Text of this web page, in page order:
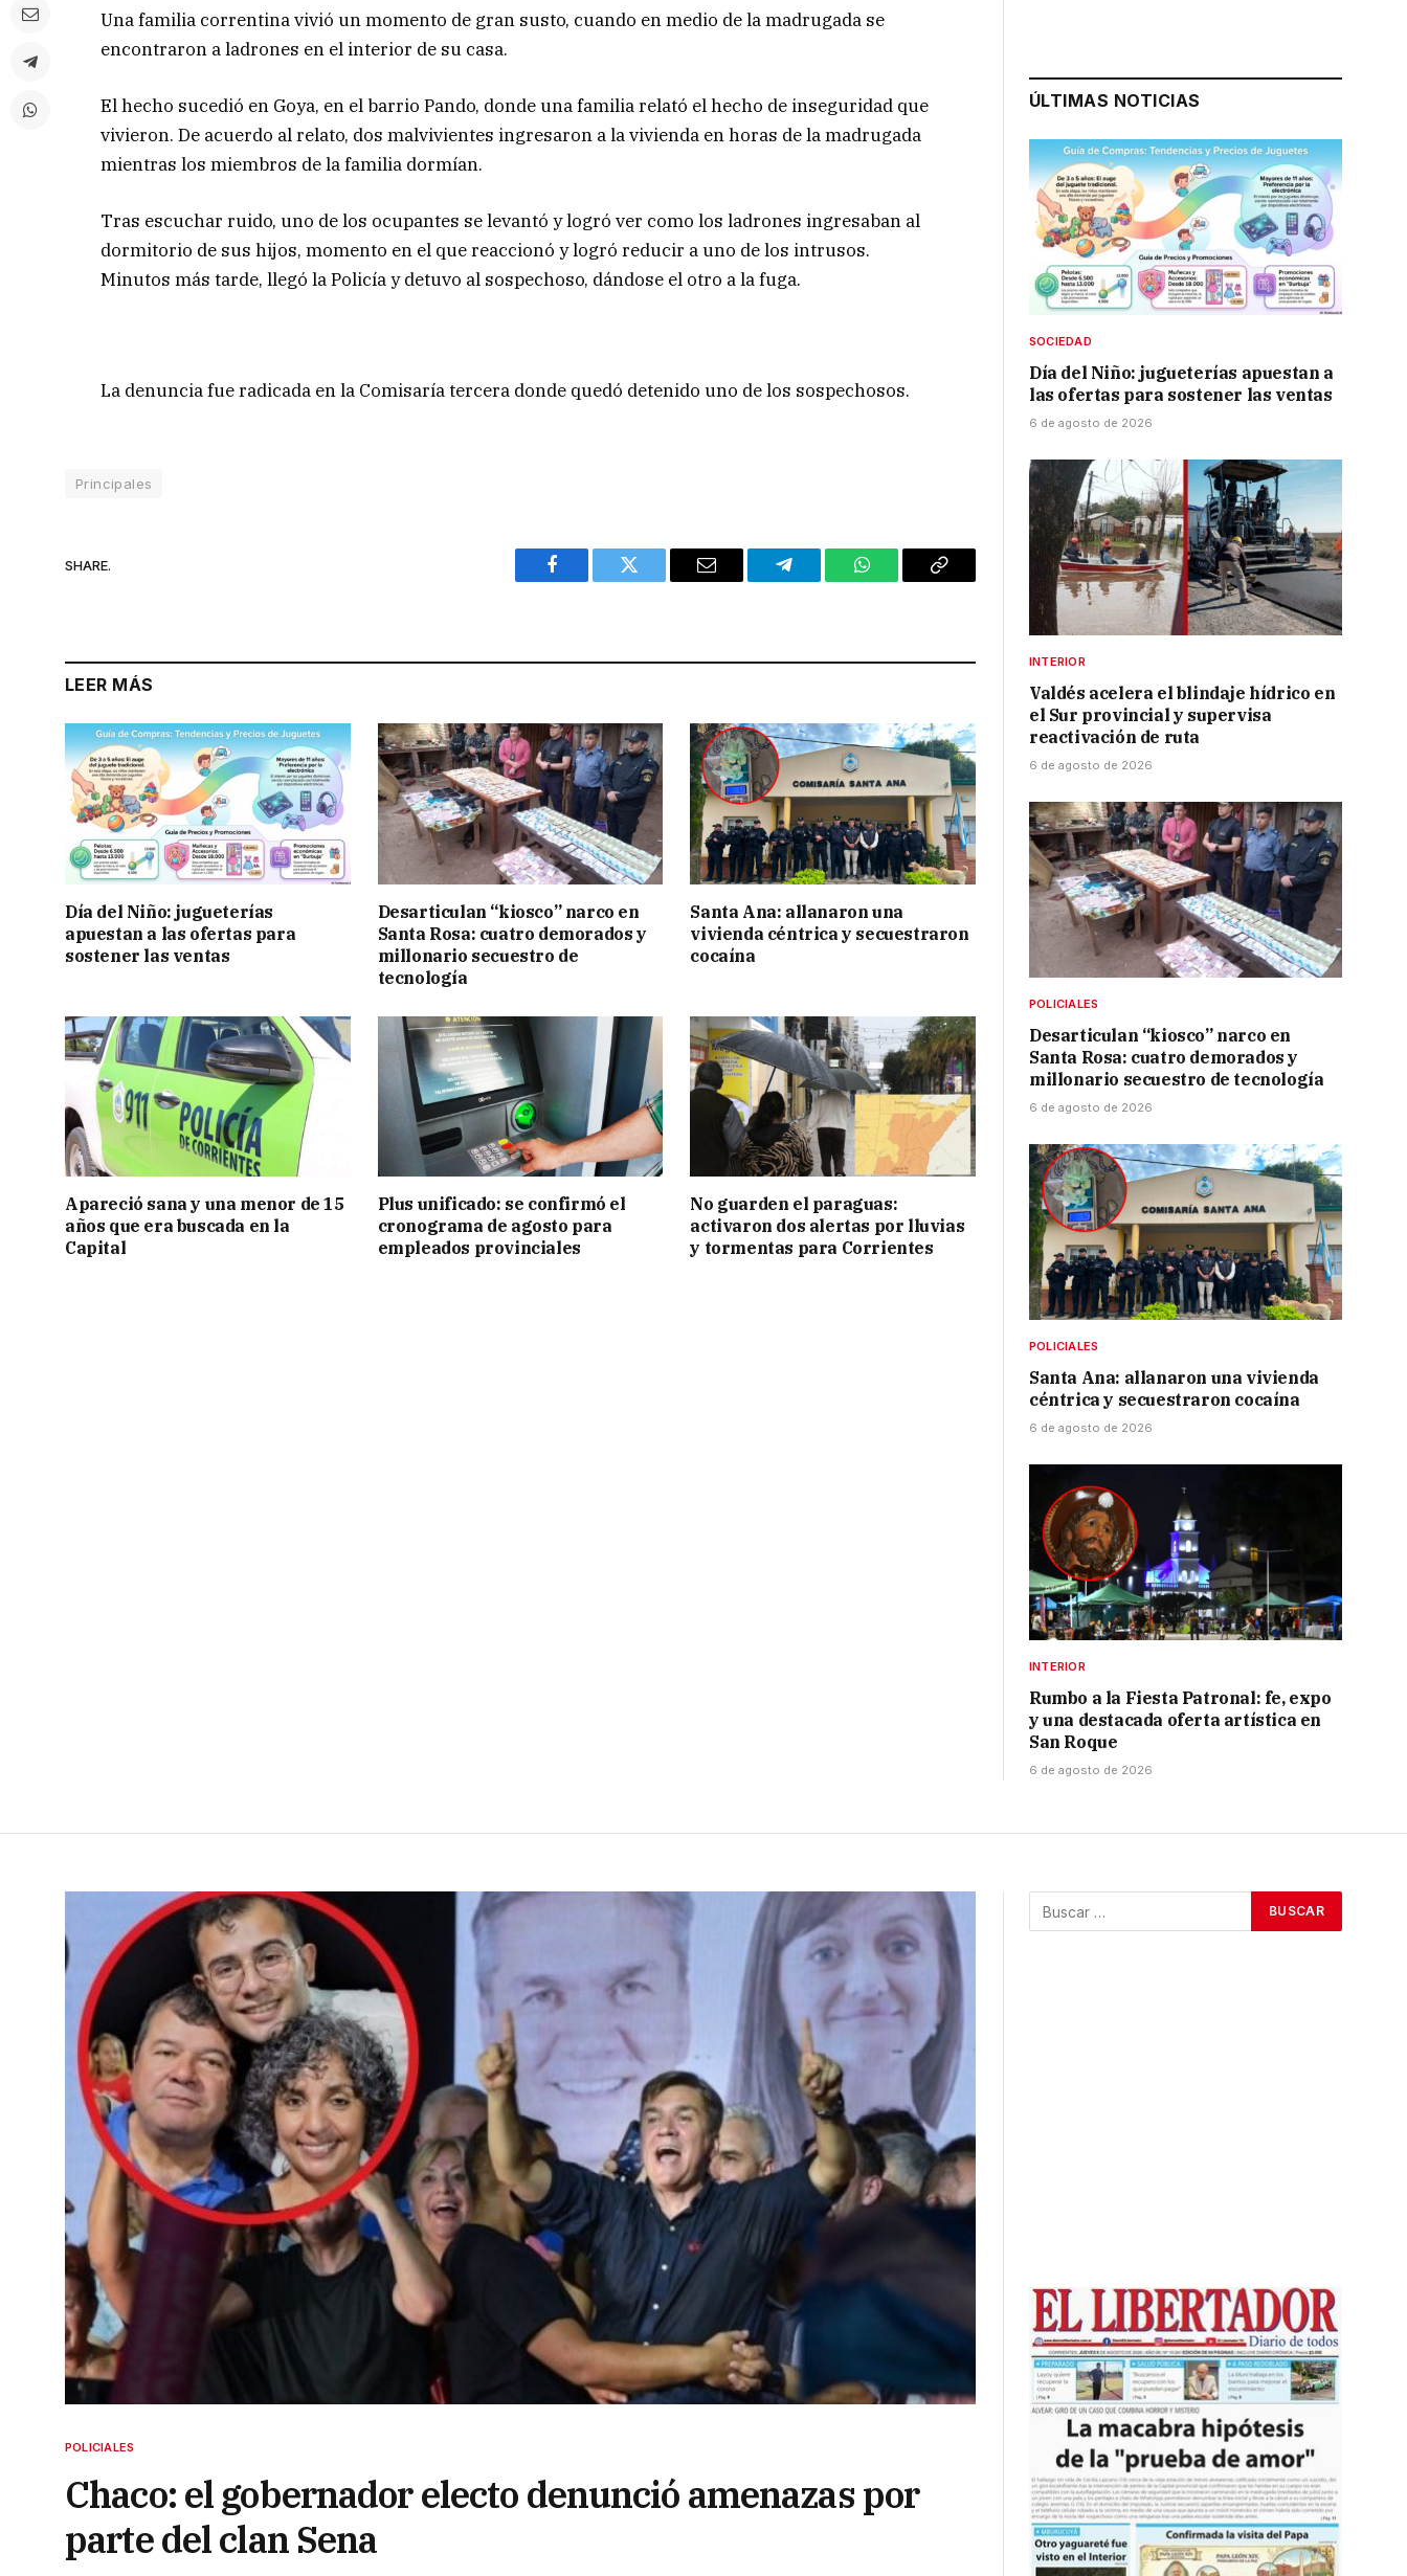
Una familia correntina vivió un momento de gran susto, cuando en medio de la madrugada se
encontraron a ladrones en el interior de su casa.
El hecho sucedió en Goya, en el barrio Pando, donde una familia relató el hecho de inseguridad que
vivieron. De acuerdo al relato, dos malvivientes ingresaron a la vivienda en horas de la madrugada
mientras los miembros de la familia dormían.
Tras escuchar ruido, uno de los ocupantes se levantó y logró ver como los ladrones ingresaban al
dormitorio de sus hijos, momento en el que reaccionó y logró reducir a uno de los intrusos.
Minutos más tarde, llegó la Policía y detuvo al sospechoso, dándose el otro a la fuga.
La denuncia fue radicada en la Comisaría tercera donde quedó detenido uno de los sospechosos.
Principales
SHARE.
Facebook Twitter Email Telegram WhatsAppCopy
LEER MÁS
Día del Niño: jugueterías
apuestan a las ofertas para
sostener las ventas
Desarticulan “kiosco” narco en
Santa Rosa: cuatro demorados y
millonario secuestro de
tecnología
Santa Ana: allanaron una
vivienda céntrica y secuestraron
cocaína
Apareció sana y una menor de 15
años que era buscada en la
Capital
Plus unificado: se confirmó el
cronograma de agosto para
empleados provinciales
No guarden el paraguas:
activaron dos alertas por lluvias
y tormentas para Corrientes
ÚLTIMAS NOTICIAS
SOCIEDAD
Día del Niño: jugueterías apuestan a
las ofertas para sostener las ventas
6 de agosto de 2026
INTERIOR
Valdés acelera el blindaje hídrico en
el Sur provincial y supervisa
reactivación de ruta
6 de agosto de 2026
POLICIALES
Desarticulan “kiosco” narco en
Santa Rosa: cuatro demorados y
millonario secuestro de tecnología
6 de agosto de 2026
POLICIALES
Santa Ana: allanaron una vivienda
céntrica y secuestraron cocaína
6 de agosto de 2026
INTERIOR
Rumbo a la Fiesta Patronal: fe, expo
y una destacada oferta artística en
San Roque
6 de agosto de 2026
POLICIALES
Chaco: el gobernador electo denunció amenazas por
parte del clan Sena